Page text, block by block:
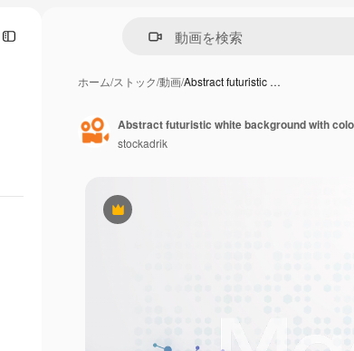
ホーム/ストック/動画/Abstract futuristic …
Premium
stockadrik